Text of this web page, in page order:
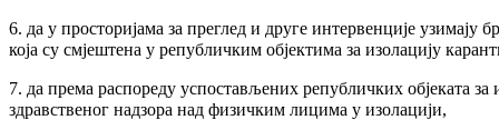
6. да у просторијама за преглед и друге интервенције
која су смјештена у републичким објектима за изолацију
7. да према распореду успостављених републичких објеката
здравственог надзора над физичким лицима у изолацији,